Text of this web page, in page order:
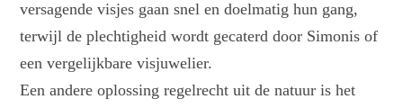
versagende visjes gaan snel en doelmatig hun gang,
terwijl de plechtigheid wordt gecaterd door Simonis of
een vergelijkbare visjuwelier.
Een andere oplossing regelrecht uit de natuur is het